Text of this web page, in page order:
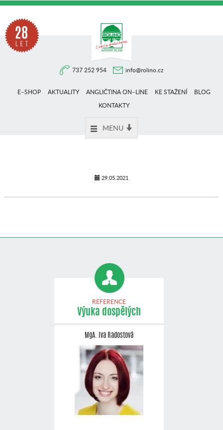
737 252 954 info@rolino.cz
E–SHOP AKTUALITY ANGLIČTINA ON–LINE KE STAŽENÍ
BLOG
KONTAKTY
MENU
29.05.2021
REFERENCE
Výuka dospělých
MgA. Iva Radostová